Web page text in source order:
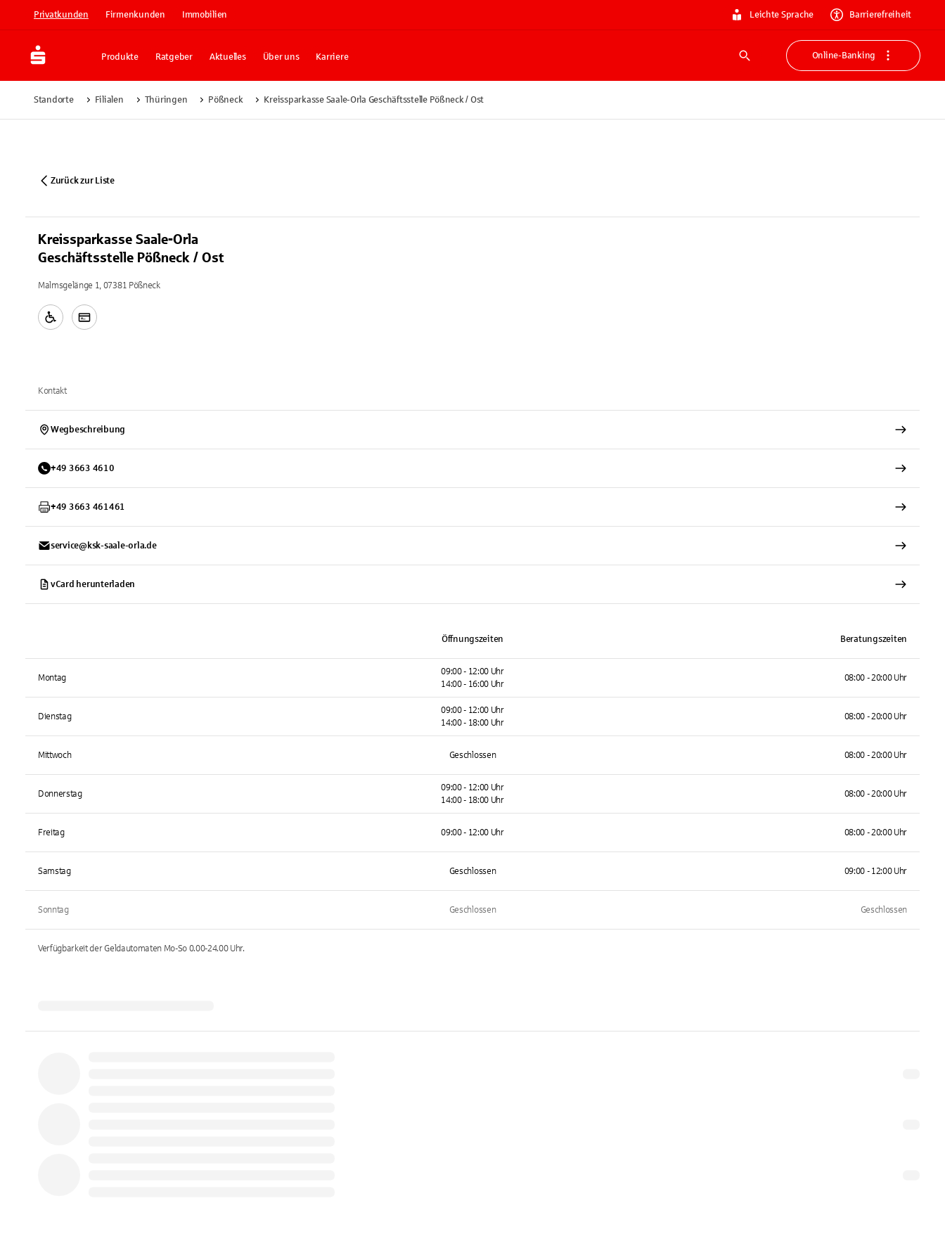
Privatkunden Firmenkunden Immobilien Leichte Sprache Barrierefreiheit
Produkte Ratgeber Aktuelles Über uns Karriere
Suche
Online-Banking
Standorte Filialen Thüringen Pößneck Kreissparkasse Saale-Orla Geschäftsstelle Pößneck / Ost
Zurück zur Liste
Kreissparkasse Saale-Orla
Geschäftsstelle Pößneck / Ost
Malmsgelänge 1, 07381 Pößneck
Kontakt
Wegbeschreibung
+49 3663 4610
+49 3663 461461
service@ksk-saale-orla.de
vCard herunterladen
Öffnungszeiten Beratungszeiten
Montag
09:00 - 12:00 Uhr
14:00 - 16:00 Uhr
08:00 - 20:00 Uhr
Dienstag
09:00 - 12:00 Uhr
14:00 - 18:00 Uhr
08:00 - 20:00 Uhr
Mittwoch Geschlossen 08:00 - 20:00 Uhr
Donnerstag
09:00 - 12:00 Uhr
14:00 - 18:00 Uhr
08:00 - 20:00 Uhr
Freitag 09:00 - 12:00 Uhr 08:00 - 20:00 Uhr
Samstag Geschlossen 09:00 - 12:00 Uhr
Sonntag Geschlossen Geschlossen
Verfügbarkeit der Geldautomaten Mo-So 0.00-24.00Uhr.